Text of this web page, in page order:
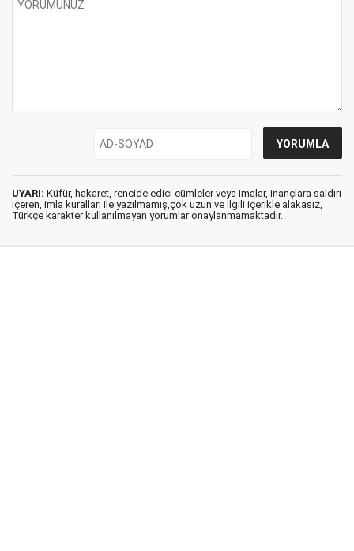
UYARI: Küfür, hakaret, rencide edici cümleler veya imalar, inançlara saldırı
içeren, imla kuralları ile yazılmamış,çok uzun ve ilgili içerikle alakasız,
Türkçe karakter kullanılmayan yorumlar onaylanmamaktadır.